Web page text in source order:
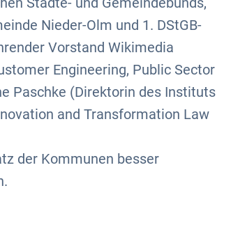
Nieder-Olm und 1. DStGB-
Vorstand Wikimedia
Engineering, Public Sector
Paschke (Direktorin des Instituts
and Transformation Law
der Kommunen besser